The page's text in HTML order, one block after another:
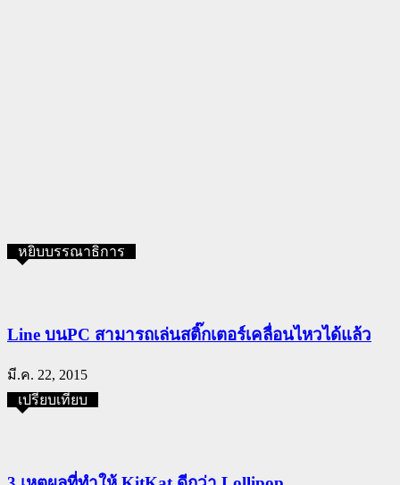
หยิบบรรณาธิการ
Line บนPC สามารถเล่นสติ๊กเตอร์เคลื่อนไหวได้แล้ว
มี.ค. 22, 2015
เปรียบเทียบ